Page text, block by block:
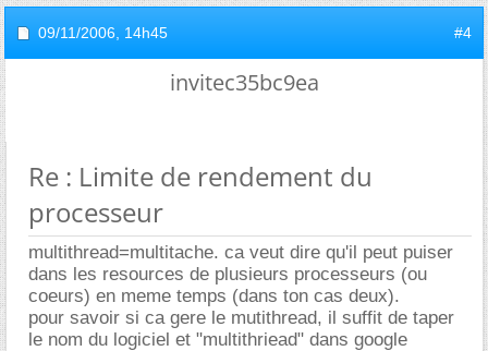
09/11/2006, 14h45 #4
invitec35bc9ea
Re : Limite de rendement du
processeur
multithread=multitache. ca veut dire qu'il peut puiser
dans les resources de plusieurs processeurs (ou
coeurs) en meme temps (dans ton cas deux).
pour savoir si ca gere le mutithread, il suffit de taper
le nom du logiciel et "multithriead" dans google